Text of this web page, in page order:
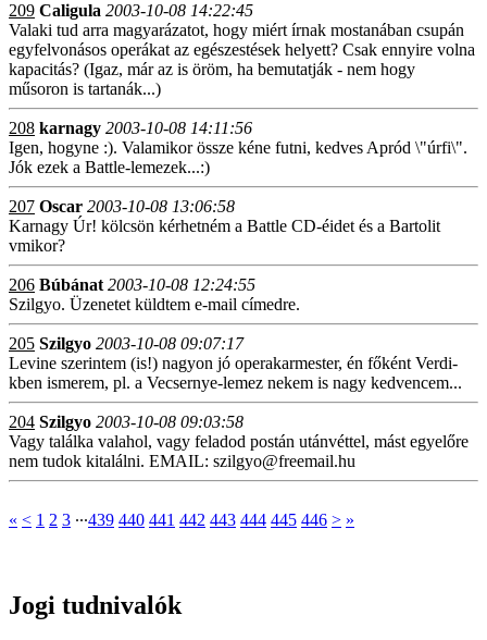
209 Caligula 2003-10-08 14:22:45
Valaki tud arra magyarázatot, hogy miért írnak mostanában csupán
egyfelvonásos operákat az egészestések helyett? Csak ennyire volna
kapacitás? (Igaz, már az is öröm, ha bemutatják - nem hogy
műsoron is tartanák...)
208 karnagy 2003-10-08 14:11:56
Igen, hogyne :). Valamikor össze kéne futni, kedves Apród \"úrfi\".
Jók ezek a Battle-lemezek...:)
207 Oscar 2003-10-08 13:06:58
Karnagy Úr! kölcsön kérhetném a Battle CD-éidet és a Bartolit
vmikor?
206 Búbánat 2003-10-08 12:24:55
Szilgyo. Üzenetet küldtem e-mail címedre.
205 Szilgyo 2003-10-08 09:07:17
Levine szerintem (is!) nagyon jó operakarmester, én főként Verdi-
kben ismerem, pl. a Vecsernye-lemez nekem is nagy kedvencem...
204 Szilgyo 2003-10-08 09:03:58
Vagy találka valahol, vagy feladod postán utánvéttel, mást egyelőre
nem tudok kitalálni. EMAIL: szilgyo@freemail.hu
« < 1 2 3 ∙∙∙439 440 441 442 443 444 445 446 > »
Jogi tudnivalók